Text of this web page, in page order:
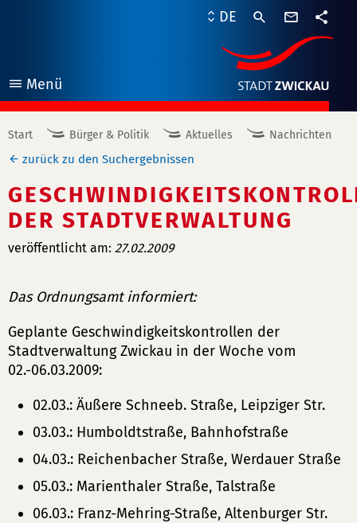
Menü
öffnen
DE
Start Bürger & Politik Aktuelles Nachrichten
zurück zu den Suchergebnissen
DER STADTVERWALTUNG
veröffentlicht am: 27.02.2009
Das Ordnungsamt informiert:
Geplante Geschwindigkeitskontrollen der
Stadtverwaltung Zwickau in der Woche vom
02.-06.03.2009:
02.03.: Äußere Schneeb. Straße, Leipziger Str.
03.03.: Humboldtstraße, Bahnhofstraße
04.03.: Reichenbacher Straße, Werdauer Straße
05.03.: Marienthaler Straße, Talstraße
06.03.: Franz-Mehring-Straße, Altenburger Str.